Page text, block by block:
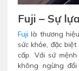
Fuji – Sự
Fuji là thương
sức khỏe, đặc
cấp. Với sứ
không ngừng